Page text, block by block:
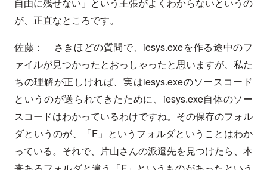
自由に残せない」という主張がよくわからないというの
が、正直なところです。
佐藤： さきほどの質問で、iesys.exeを作る途中のフ
ァイルが見つかったとおっしゃったと思いますが、私た
ちの理解が正しければ、実はiesys.exeのソースコード
というのが送られてきたために、iesys.exe自体のソー
スコードはわかっているわけですね。その保存のフォル
ダというのが、「F」というフォルダということはわか
っている。それで、片山さんの派遣先を見つけたら、本